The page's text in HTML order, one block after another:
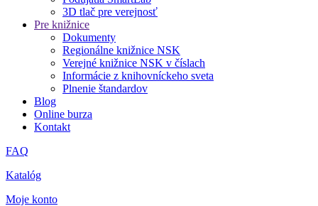
3D tlač pre verejnosť
Pre knižnice
Dokumenty
Regionálne knižnice NSK
Verejné knižnice NSK v číslach
Informácie z knihovníckeho sveta
Plnenie štandardov
Blog
Online burza
Kontakt
FAQ
Katalóg
Moje konto